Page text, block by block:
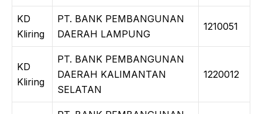
KD
Kliring
PT. BANK PEMBANGUNAN
DAERAH LAMPUNG
1210051
KD
Kliring
PT. BANK PEMBANGUNAN
DAERAH KALIMANTAN
SELATAN
1220012